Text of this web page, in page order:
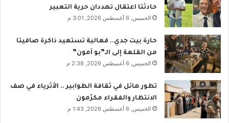
حادثتا اعتقال تهددان حرية التعبير
الخميس, 6 أغسطس 2026, 3:01 م
حارة بيت جدي.. فعالية تستعيد ذاكرة صافيتا
من القلعة إلى الـ”بو آمون”
الخميس, 6 أغسطس 2026, 2:38 م
تطور هائل في ثقافة الطوابير .. الأثرياء في صف
الانتظار والفقراء مكرّمون
الخميس, 6 أغسطس 2026, 1:43 م